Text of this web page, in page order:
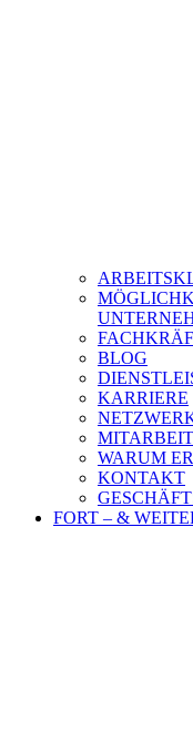
BLOG
KARRIERE
WARUM
KONTAKT
FORT – &